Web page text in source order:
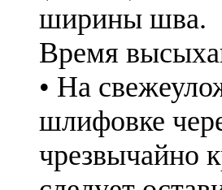
ширины шва.
Время
• На
шлифовке
чрезвычайно